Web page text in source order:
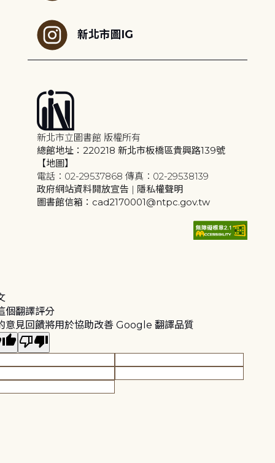
新北市圖IG
新北市立圖書館 版權所有
總館地址：220218 新北市板橋區貴興路139號
【地圖】
電話：02-29537868 傳真：02-29538139
政府網站資料開放宣告 | 隱私權聲明
圖書館信箱：cad2170001@ntpc.gov.tw
個翻譯評分
意見回饋將用於協助改善 Google 翻譯品質